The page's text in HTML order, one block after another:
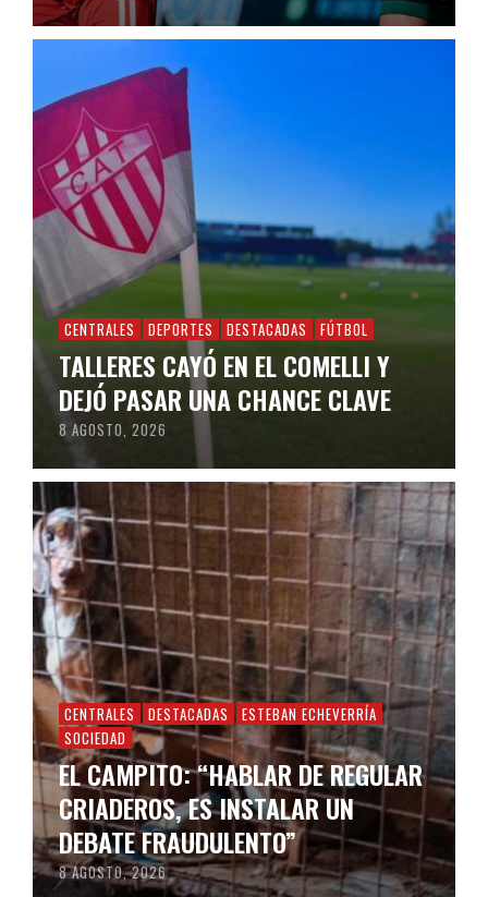
CENTRALES DEPORTES DESTACADAS FÚTBOL
TALLERES CAYÓ EN EL COMELLI Y
DEJÓ PASAR UNA CHANCE CLAVE
8 AGOSTO, 2026
CENTRALES DESTACADAS
ESTEBAN ECHEVERRÍA
SOCIEDAD
EL CAMPITO: “HABLAR DE REGULAR
CRIADEROS, ES INSTALAR UN
DEBATE FRAUDULENTO”
8 AGOSTO, 2026